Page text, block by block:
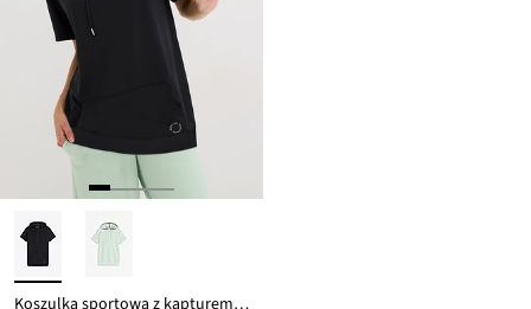
Koszulka sportowa z kapturem oversize, szybkoschnąca